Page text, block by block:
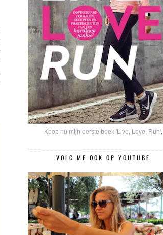
Koop nu mijn eerste boek 'Live, Love, Run'.
VOLG ME OOK OP YOUTUBE